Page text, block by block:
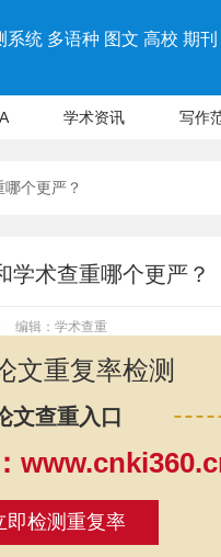
统 多语种 图文 高校 期
学术资讯 写作
个更严？
学术查重哪个更严？
编辑：学术查重
文重复率检测
文查重入口
即检测重复率